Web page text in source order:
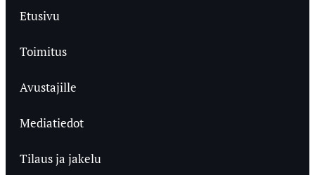
Etusivu
Toimitus
Avustajille
Mediatiedot
Tilaus ja jakelu